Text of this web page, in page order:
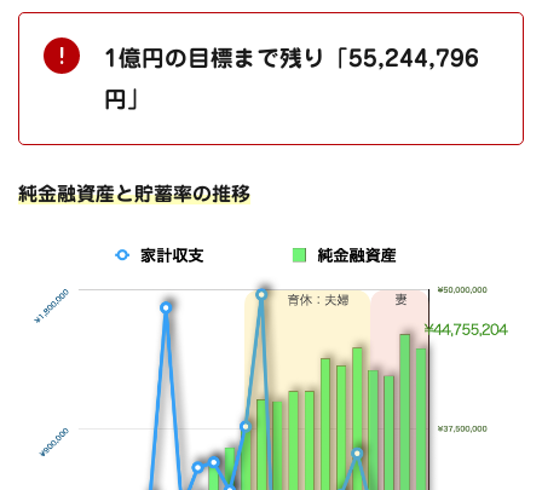
1億円の目標まで残り「55,244,796
円」
純金融資産と貯蓄率の推移